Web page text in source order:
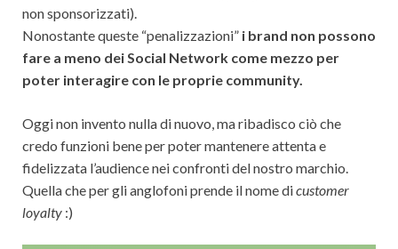
non sponsorizzati).
Nonostante queste “penalizzazioni” i brand non possono
fare a meno dei Social Network come mezzo per
poter interagire con le proprie community.
Oggi non invento nulla di nuovo, ma ribadisco ciò che
credo funzioni bene per poter mantenere attenta e
fidelizzata l’audience nei confronti del nostro marchio.
Quella che per gli anglofoni prende il nome dicustomer
loyalty :)